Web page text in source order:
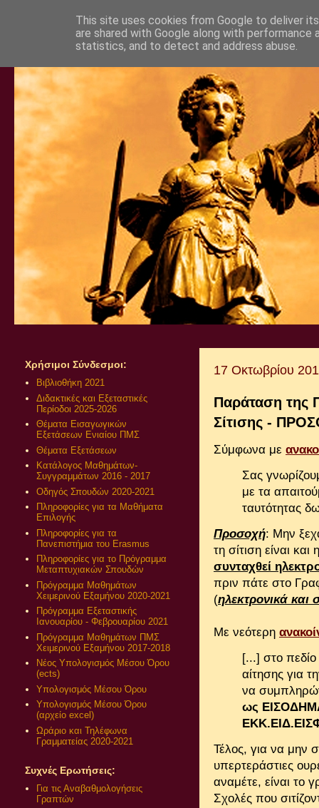
17 Οκτωβρίου
Παράταση της
Σίτισης -
Σύμφωνα με
Σας
με τα
ταυτότητας
Προσοχή: Μην
τη σίτιση είναι
συνταχθεί
πριν πάτε στο
(ηλεκτρονικά και
Με νεότερη
[...] στο πεδίο
αίτησης για
να
ως
Τέλος, για να μην
υπερτεράστιες
αναμέτε, είναι το
Σχολές που
Χρήσιμοι Σύνδεσμοι:
Βιβλιοθήκη 2021
Διδακτικές και Εξεταστικές
Περίοδοι 2025-2026
Θέματα Εισαγωγικών
Εξετάσεων Ενιαίου ΠΜΣ
Θέματα Εξετάσεων
Κατάλογος Μαθημάτων-
Συγγραμμάτων 2016 - 2017
Οδηγός Σπουδών 2020-2021
Πληροφορίες για τα Μαθήματα
Επιλογής
Πληροφορίες για τα
Πανεπιστήμια του Erasmus
Πληροφορίες για το Πρόγραμμα
Μεταπτυχιακών Σπουδών
Πρόγραμμα Μαθημάτων
Χειμερινού Εξαμήνου 2020-2021
Πρόγραμμα Εξεταστικής
Ιανουαρίου - Φεβρουαρίου 2021
Πρόγραμμα Μαθημάτων ΠΜΣ
Χειμερινού Εξαμήνου 2017-2018
Νέος Υπολογισμός Μέσου Όρου
(ects)
Υπολογισμός Μέσου Όρου
Υπολογισμός Μέσου Όρου
(αρχείο excel)
Ωράριο και Τηλέφωνα
Γραμματείας 2020-2021
Συχνές Ερωτήσεις:
Για τις Αναβαθμολογήσεις
Γραπτών
This site uses cookies from Google to deliver
are shared with Google along with
statistics, and to detect and address abuse.